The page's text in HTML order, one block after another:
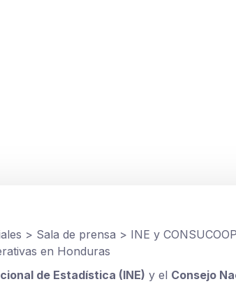
> Sala de prensa > INE y
en Honduras
de Estadística (INE) y el Consejo